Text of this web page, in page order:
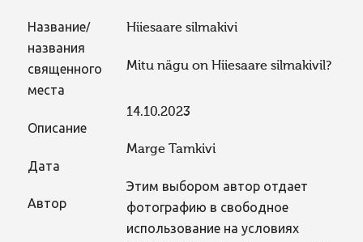
Название/
названия
священного
места
Hiiesaare silmakivi
Описание
Mitu nägu on Hiiesaare silmakivil?
Дата
14.10.2023
Автор
Marge Tamkivi
Этим выбором автор отдает
фотографию в свободное
использование на условиях